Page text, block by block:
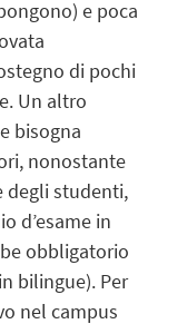
e poca
di pochi
Un altro
bisogna
nonostante
degli studenti,
d’esame in
obbligatorio
bilingue). Per
nel campus